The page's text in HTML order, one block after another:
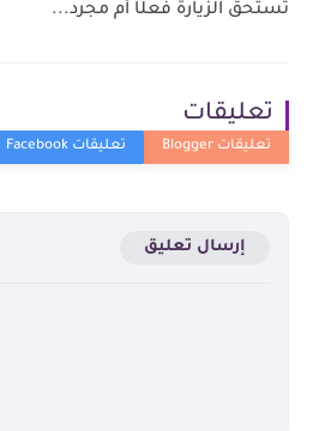
تستحق الزيارة فعلًا أم مجرد...
تعليقات
إرسال تعليق